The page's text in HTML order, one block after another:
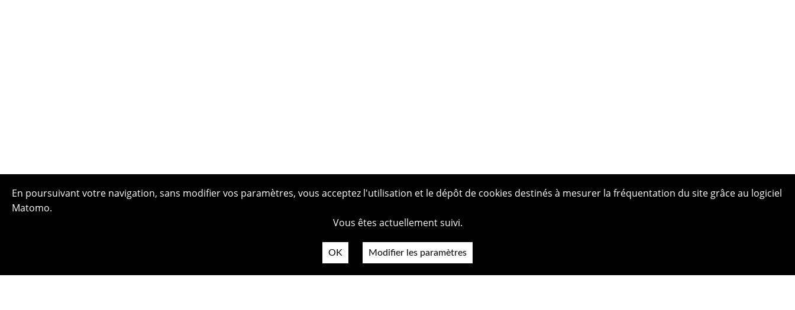
En poursuivant votre navigation, sans modifier vos paramètres, vous acceptez l'utilisation et le dépôt de cookies destinés à mesurer la fréquentation du site grâce au logiciel
Matomo.
Vous êtes actuellement suivi.
OK Modifier les paramètres